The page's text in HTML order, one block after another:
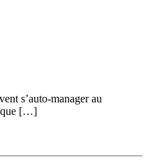
s’auto-manager au
que […]